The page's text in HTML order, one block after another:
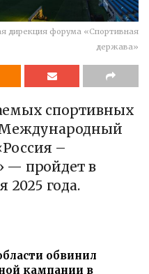
дирекция форума «Спортивная
держава»
спортивных
–
— пройдет в
2025 года.
обвинил
кампании в